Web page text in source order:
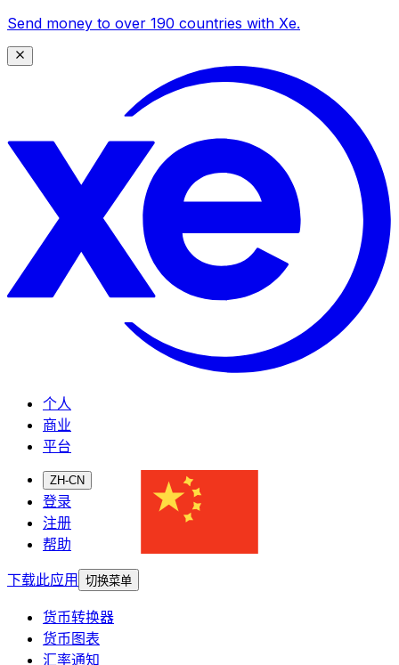
Send money to over 190 countries with Xe.
个人
商业
平台
ZH-CN
登录
注册
帮助
下载此应用
切换菜单
货币转换器
货币图表
汇率通知